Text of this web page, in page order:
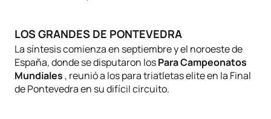
LOS GRANDES DE PONTEVEDRA
La síntesis comienza en septiembre y el noroeste de
España, donde se disputaron losPara Campeonatos
Mundiales , reunió a los para triatletas elite en la Final
de Pontevedra en su difícil circuito.